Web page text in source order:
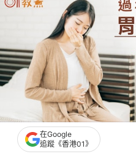
撰文：王詩欣
在Google
追蹤《香港01》